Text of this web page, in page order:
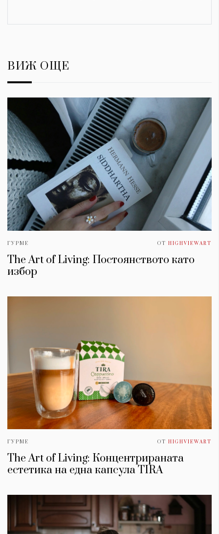
ВИЖ ОЩЕ
ГУРМЕ ОТ HIGHVIEWART
The Art of Living: Постоянството като
избор
ГУРМЕ ОТ HIGHVIEWART
The Art of Living: Концентрираната
естетика на една капсула TIRA